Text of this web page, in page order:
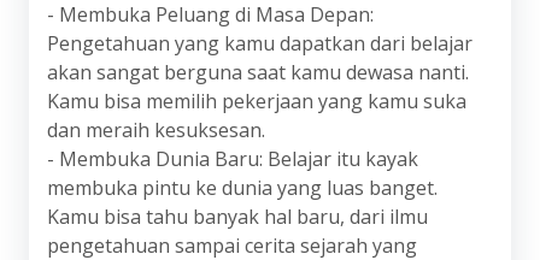
- Membuka Peluang di Masa Depan:
Pengetahuan yang kamu dapatkan dari belajar
akan sangat berguna saat kamu dewasa nanti.
Kamu bisa memilih pekerjaan yang kamu suka
dan meraih kesuksesan.
- Membuka Dunia Baru: Belajar itu kayak
membuka pintu ke dunia yang luas banget.
Kamu bisa tahu banyak hal baru, dari ilmu
pengetahuan sampai cerita sejarah yang